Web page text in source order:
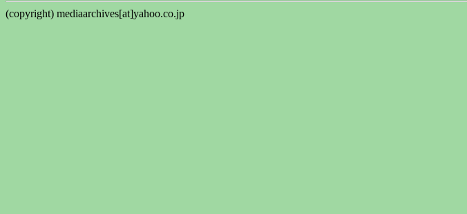
(copyright) mediaarchives[at]yahoo.co.jp